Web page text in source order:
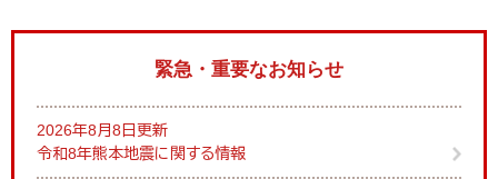
緊急・重要なお知らせ
2026年8月8日更新
令和8年熊本地震に関する情報